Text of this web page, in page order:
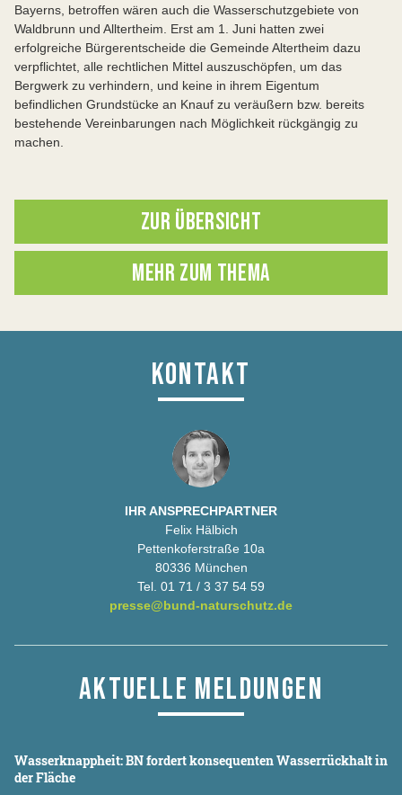
Bayerns, betroffen wären auch die Wasserschutzgebiete von
Waldbrunn und Alltertheim. Erst am 1. Juni hatten zwei
erfolgreiche Bürgerentscheide die Gemeinde Altertheim dazu
verpflichtet, alle rechtlichen Mittel auszuschöpfen, um das
Bergwerk zu verhindern, und keine in ihrem Eigentum
befindlichen Grundstücke an Knauf zu veräußern bzw. bereits
bestehende Vereinbarungen nach Möglichkeit rückgängig zu
machen.
ZUR ÜBERSICHT
MEHR ZUM THEMA
KONTAKT
IHR ANSPRECHPARTNER
Felix Hälbich
Pettenkoferstraße 10a
80336 München
Tel. 01 71 / 3 37 54 59
presse@bund-naturschutz.de
AKTUELLE MELDUNGEN
Wasserknappheit: BN fordert konsequenten Wasserrückhalt in
der Fläche